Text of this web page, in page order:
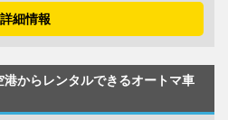
詳細情報
からレンタルできるオートマ車